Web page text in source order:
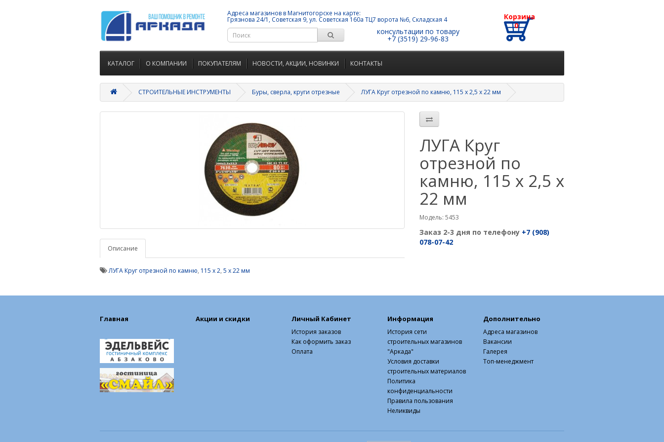
Адреса магазинов в Магнитогорске на карте:
Грязнова 24/1, Советская 9, ул. Советская 160а ТЦ7 ворота №6, Складская 4
консультации по товару
+7 (3519) 29-96-83
Корзина
0
КАТАЛОГ О КОМПАНИИ ПОКУПАТЕЛЯМ НОВОСТИ, АКЦИИ, НОВИНКИ КОНТАКТЫ
СТРОИТЕЛЬНЫЕ ИНСТРУМЕНТЫ Буры, сверла, круги отрезные ЛУГА Круг отрезной по камню, 115 х 2,5 х 22 мм
Описание
ЛУГА Круг
отрезной по
камню, 115 х 2,5 х
22 мм
Модель: 5453
Заказ 2-3 дня по телефону +7 (908)
078-07-42
ЛУГА Круг отрезной по камню, 115 х 2, 5 х 22 мм
Главная Акции и скидки Личный Кабинет
История заказов
Как оформить заказ
Оплата
Информация
История сети
строительных магазинов
"Аркада"
Условия доставки
строительных материалов
Политика
конфиденциальности
Правила пользования
Неликвиды
Дополнительно
Адреса магазинов
Вакансии
Галерея
Топ-менеджмент